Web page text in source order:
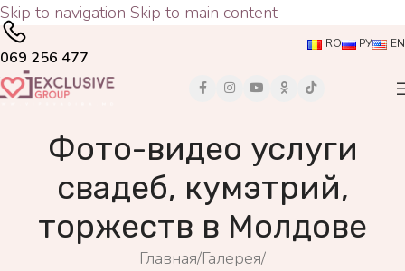
Skip to navigation Skip to main content
069 256 477
RO РУ EN
Фото-видео услуги
свадеб, кумэтрий,
торжеств в Молдове
Главная/Галерея/